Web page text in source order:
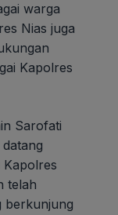
warga
Nias juga
Kapolres
Sarofati
Kapolres
telah
berkunjung